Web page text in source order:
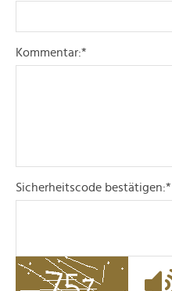
Kommentar:*
Sicherheitscode bestätigen:*